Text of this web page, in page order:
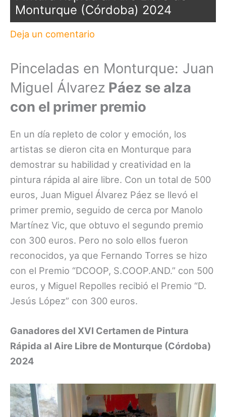
Monturque (Córdoba) 2024
Deja un comentario
Pinceladas en Monturque: Juan
Miguel Álvarez Páez se alza
con el primer premio
En un día repleto de color y emoción, los
artistas se dieron cita en Monturque para
demostrar su habilidad y creatividad en la
pintura rápida al aire libre. Con un total de 500
euros, Juan Miguel Álvarez Páez se llevó el
primer premio, seguido de cerca por Manolo
Martínez Vic, que obtuvo el segundo premio
con 300 euros. Pero no solo ellos fueron
reconocidos, ya que Fernando Torres se hizo
con el Premio “DCOOP, S.COOP.AND.” con 500
euros, y Miguel Repolles recibió el Premio “D.
Jesús López” con 300 euros.
Ganadores del XVI Certamen de Pintura
Rápida al Aire Libre de Monturque (Córdoba)
2024